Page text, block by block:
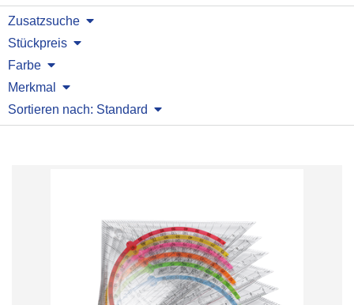
Zusatzsuche
Stückpreis
Farbe
Merkmal
Sortieren nach: Standard